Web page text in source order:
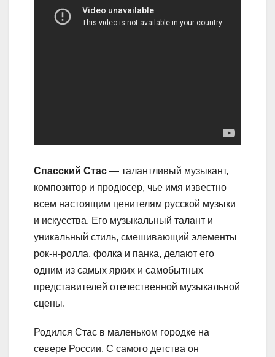
Спасский Стас — талантливый музыкант,
композитор и продюсер, чье имя известно
всем настоящим ценителям русской музыки
и искусства. Его музыкальный талант и
уникальный стиль, смешивающий элементы
рок-н-ролла, фолка и панка, делают его
одним из самых ярких и самобытных
представителей отечественной музыкальной
сцены.
Родился Стас в маленьком городке на
севере России. С самого детства он